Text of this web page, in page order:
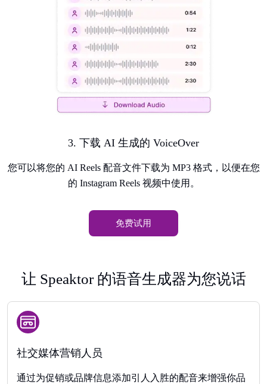
3. 下载 AI 生成的 VoiceOver
您可以将您的 AI Reels 配音文件下载为 MP3 格式，以便在您
的 Instagram Reels 视频中使用。
免费试用
让 Speaktor 的语音生成器为您说话
社交媒体营销人员
通过为促销或品牌信息添加引人入胜的配音来增强你品